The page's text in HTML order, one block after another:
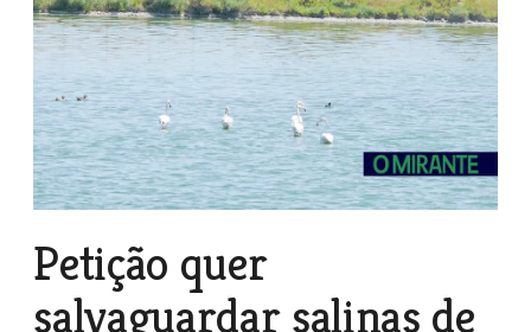
Petição quer
salvaguardar salinas de